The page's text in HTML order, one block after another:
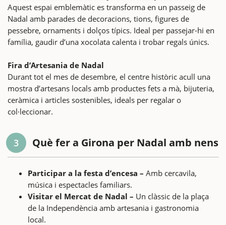
Aquest espai emblemàtic es transforma en un passeig de
Nadal amb parades de decoracions, tions, figures de
pessebre, ornaments i dolços típics. Ideal per passejar-hi en
família, gaudir d’una xocolata calenta i trobar regals únics.
Fira d’Artesania de Nadal
Durant tot el mes de desembre, el centre històric acull una
mostra d’artesans locals amb productes fets a mà, bijuteria,
ceràmica i articles sostenibles, ideals per regalar o
col·leccionar.
3 Què fer a Girona per Nadal amb nens
Participar a la festa d’encesa – Amb cercavila,
música i espectacles familiars.
Visitar el Mercat de Nadal – Un clàssic de la plaça
de la Independència amb artesania i gastronomia
local.